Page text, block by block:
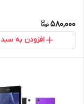
580,000
افزودن به سبد